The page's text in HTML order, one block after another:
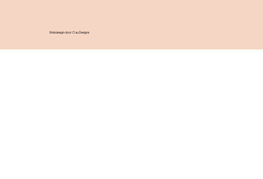
Webdesign door Clau Designs